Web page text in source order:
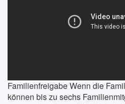
Familienfreigabe Wenn die
können bis zu sechs